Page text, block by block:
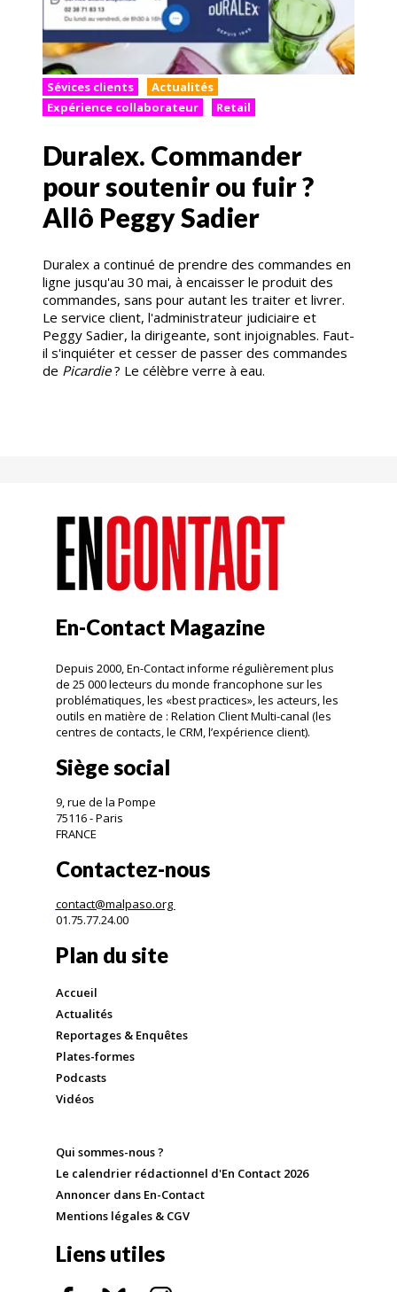
Sévices clients
Actualités
Expérience collaborateur
Retail
Duralex. Commander
pour soutenir ou fuir ?
Allô Peggy Sadier
Duralex a continué de prendre des commandes en
ligne jusqu'au 30 mai, à encaisser le produit des
commandes, sans pour autant les traiter et livrer.
Le service client, l'administrateur judiciaire et
Peggy Sadier, la dirigeante, sont injoignables. Faut-
il s'inquiéter et cesser de passer des commandes
de Picardie? Le célèbre verre à eau.
En-Contact Magazine
Depuis 2000, En-Contact informe régulièrement plus
de 25 000 lecteurs du monde francophone sur les
problématiques, les «best practices», les acteurs, les
outils en matière de : Relation Client Multi-canal (les
centres de contacts, le CRM, l’expérience client).
Siège social
9, rue de la Pompe
75116 - Paris
FRANCE
Contactez-nous
contact@malpaso.org
01.75.77.24.00
Plan du site
Accueil
Actualités
Reportages & Enquêtes
Plates-formes
Podcasts
Vidéos
Qui sommes-nous ?
Le calendrier rédactionnel d'En Contact 2026
Annoncer dans En-Contact
Mentions légales & CGV
Liens utiles